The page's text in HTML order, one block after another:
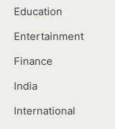
Education
Entertainment
Finance
India
International